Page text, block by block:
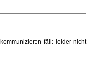
fällt leider nicht